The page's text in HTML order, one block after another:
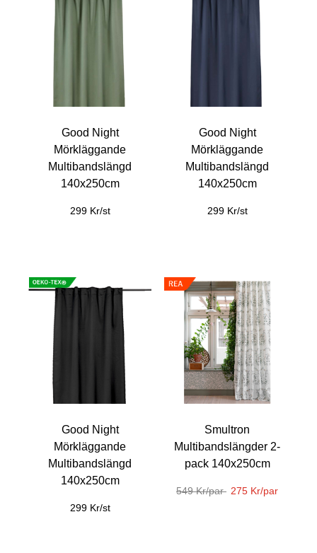
Good Night
Mörkläggande
Multibandslängd
140x250cm
299 Kr/st
Good Night
Mörkläggande
Multibandslängd
140x250cm
299 Kr/st
Good Night
Mörkläggande
Multibandslängd
140x250cm
299 Kr/st
Smultron
Multibandslängder 2-
pack 140x250cm
549 Kr/par 275 Kr/par